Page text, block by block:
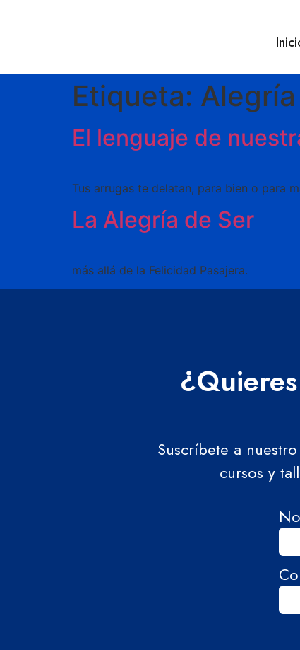
Etiqueta:
El lenguaje de
Tus arrugas te delatan, para bien o para
La Alegría de Ser
más allá de la Felicidad Pasajera.
Suscríbete a
cursos y